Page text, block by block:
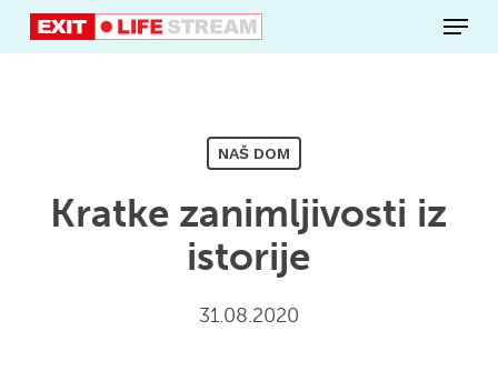
Skip
Menu
NAŠ DOM
Kratke zanimljivosti iz
istorije
31.08.2020